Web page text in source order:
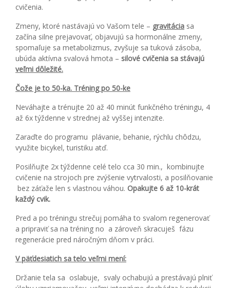
cvičenia.
Zmeny, ktoré nastávajú vo Vašom tele – gravitácia sa
začína silne prejavovať, objavujú sa hormonálne zmeny,
spomaľuje sa metabolizmus, zvyšuje sa tuková zásoba,
ubúda aktívna svalová hmota – silové cvičenia sa stávajú
veľmi dôležité.
Čože je to 50-ka. Tréning po 50-ke
Neváhajte a trénujte 20 až 40 minút funkčného tréningu, 4
až 6x týždenne v strednej až vyššej intenzite.
Zaraďte do programu plávanie, behanie, rýchlu chôdzu,
využite bicykel, turistiku atď.
Posilňujte 2x týždenne celé telo cca 30 min., kombinujte
cvičenie na strojoch pre zvýšenie vytrvalosti, a posilňovanie
bez záťaže len s vlastnou váhou. Opakujte 6 až 10-krát
každý cvik.
Pred a po tréningu strečuj pomáha to svalom regenerovať
a pripraviť sa na tréning no a zároveň skracuješ fázu
regenerácie pred náročným dňom v práci.
V päťdesiatich sa telo veľmi mení:
Držanie tela sa oslabuje, svaly ochabujú a prestávajú plniť